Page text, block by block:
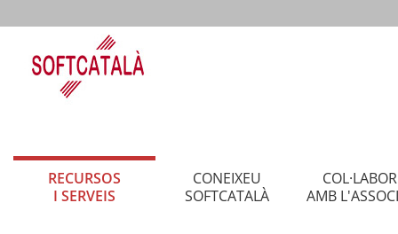
RECURSOS
I SERVEIS
CONEIXEU
SOFTCATALÀ
AMB